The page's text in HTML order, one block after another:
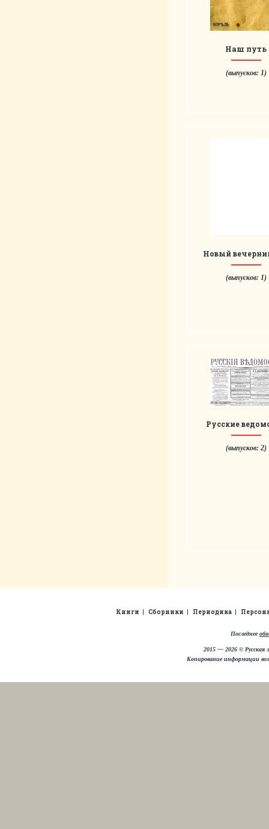
Наш путь
(выпусков: 1)
Новый
(выпусков: 1)
Русские
(выпусков: 2)
Книги Сборники Периодика
Последнее
2015 — 2026 © Русская
Копирование информации